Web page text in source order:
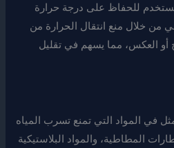
للحفاظ على درجة حرارة
من خلال منع انتقال الحرارة من
أو العكس، مما يسهم في تقليل
في المواد التي تمنع تسرب المياه
المطاطية، والمواد البلاستيكية